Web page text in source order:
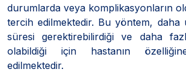
durumlarda veya komplikasyonların
tercih edilmektedir. Bu yöntem, daha
süresi gerektirebilirdiği ve daha
olabildiği için hastanın
edilmektedir.